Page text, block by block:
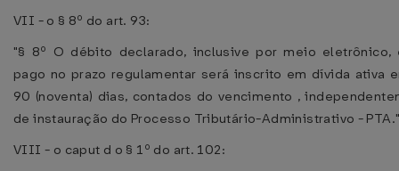
VII - o § 8º do art. 93:
"§ 8º O débito declarado, inclusive por meio eletrônico,
pago no prazo regulamentar será inscrito em dívida ativa
90 (noventa) dias, contados do vencimento ,
de instauração do Processo Tributário-Administrativo -
VIII - o caput d o § 1º do art. 102: